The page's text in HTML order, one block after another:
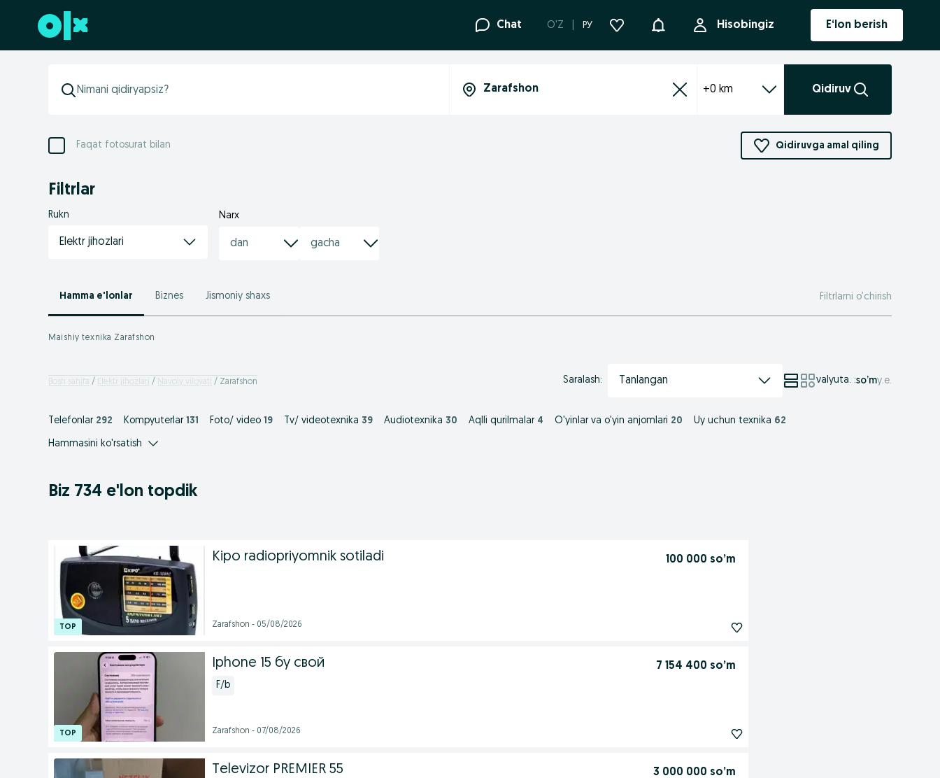
Futerga oʻtish Chat O'Z РУ Bildirishnoma Hisobingiz E‘lon berish
+0 km Qidiruv
Faqat fotosurat bilan Qidiruvga amal qiling
Filtrlar
Rukn
Elektr jihozlari
Narx
Hamma e'lonlar Biznes Jismoniy shaxs Filtrlarni o’chirish
Maishiy texnika Zarafshon
Bosh sahifa Elektr jihozlari Navoiy viloyati Zarafshon Saralash: Tanlangan valyuta. :so’mу.е.
Telefonlar 292 Kompyuterlar 131 Foto/ video 19 Tv/ videotexnika 39 Audiotexnika 30 Aqlli qurilmalar 4 O'yinlar va o'yin anjomlari 20 Uy uchun texnika 62
Hammasini ko'rsatish
Biz 734 e'lon topdik
Kipo radiopriyomnik sotiladi 100 000 so’m
Zarafshon - 05/08/2026
Iphone 15 бу свой 7 154 400 so’m
F/b
Zarafshon - 07/08/2026
Televizor PREMIER 55 3 000 000 so’m